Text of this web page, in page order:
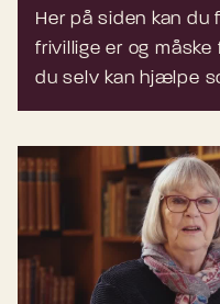
Her på siden kan du
frivillige er og
du selv kan hjælpe